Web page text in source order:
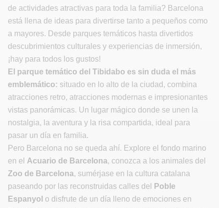
de actividades atractivas para toda la familia? Barcelona
está llena de ideas para divertirse tanto a pequeños como
a mayores. Desde parques temáticos hasta divertidos
descubrimientos culturales y experiencias de inmersión,
¡hay para todos los gustos!
El parque temático del Tibidabo es sin duda el más
emblemático: situado en lo alto de la ciudad, combina
atracciones retro, atracciones modernas e impresionantes
vistas panorámicas. Un lugar mágico donde se unen la
nostalgia, la aventura y la risa compartida, ideal para
pasar un día en familia.
Pero Barcelona no se queda ahí. Explore el fondo marino
en el Acuario de Barcelona, conozca a los animales del
Zoo de Barcelona, sumérjase en la cultura catalana
paseando por las reconstruidas calles del
Poble
Espanyol o disfrute de un día lleno de emociones en